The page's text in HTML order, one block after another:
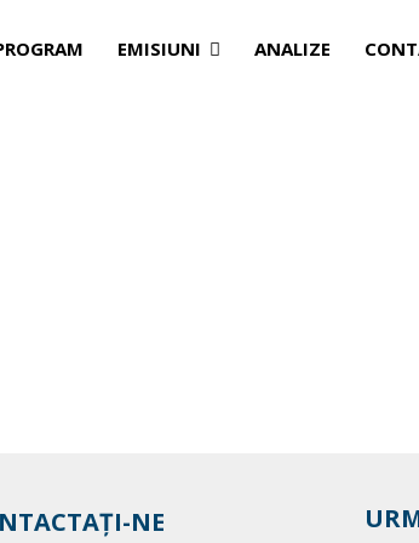
EMISIUNI ANALIZE
NE